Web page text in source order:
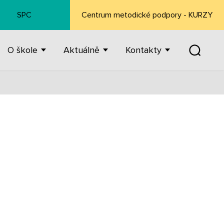
SPC Centrum metodické podpory - KURZY
O škole Aktuálně Kontakty